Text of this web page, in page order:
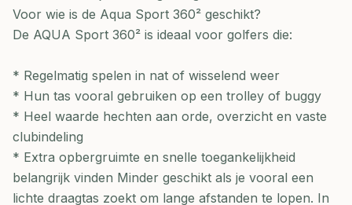
Voor wie is de Aqua Sport 360² geschikt?
De AQUA Sport 360² is ideaal voor golfers die:
* Regelmatig spelen in nat of wisselend weer
* Hun tas vooral gebruiken op een trolley of buggy
* Heel waarde hechten aan orde, overzicht en vaste
clubindeling
* Extra opbergruimte en snelle toegankelijkheid
belangrijk vinden Minder geschikt als je vooral een
lichte draagtas zoekt om lange afstanden te lopen. In